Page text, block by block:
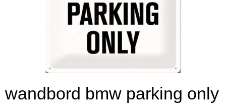
wandbord bmw parking only